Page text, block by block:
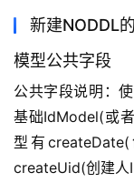
新建NODDL
模型公共字段
公共字段说明：
基础IdModel(或
型有
createUid(创建人